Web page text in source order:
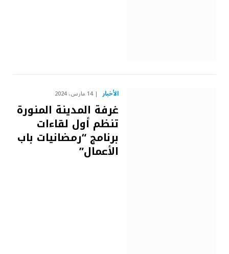
الأخبار 14 مارس، 2024
غرفة المدينة المنورة
تنظم أول لقاءات
برنامج “رمضانيات باب
الأعمال”